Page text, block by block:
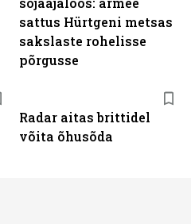
sattus Hürtgeni metsas
sakslaste rohelisse
põrgusse
Radar aitas brittidel
võita õhusõda